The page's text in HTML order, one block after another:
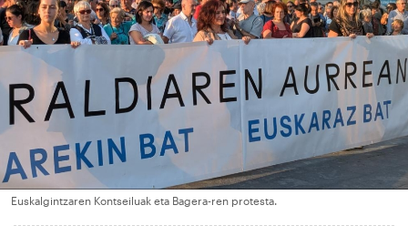
Euskalgintzaren Kontseiluak eta Bagera-ren protesta.